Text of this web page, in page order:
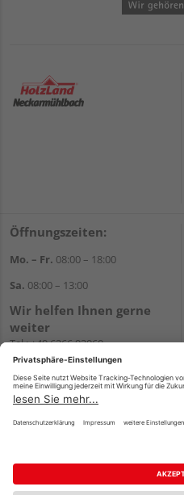
Öffnungszeiten:
Mo. – Fr. 08:00 – 18:00
Sa. 08:00 – 13:00
Wir helfen Ihnen gerne
weiter
Tel.:+49 6266 92060
E-Mail:shop@holzcenter-shop.de
Impressum AGB
Reservierungsbedingungen